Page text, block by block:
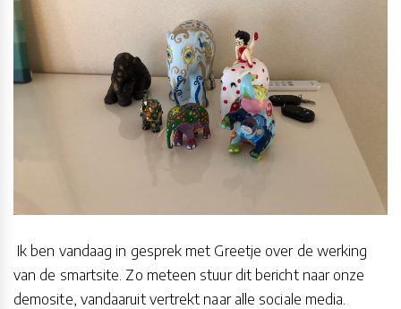
Ik ben vandaag in gesprek met Greetje over de werking
van de smartsite. Zo meteen stuur dit bericht naar onze
demosite, vandaaruit vertrekt naar alle sociale media.